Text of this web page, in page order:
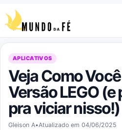
Pular para o conteúdo
APLICATIVOS
Veja Como
Versão LEGO
pra viciar nisso!)
Gleison A•Atualizado em 04/06/2025